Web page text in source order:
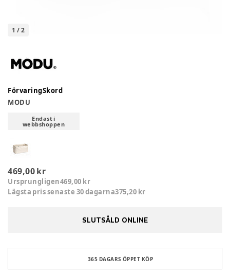
1 /2
FörvaringSkord
MODU
Endast i
webbshoppen
469,00 kr
Ursprungligen469,00 kr
Lägsta pris senaste 30 dagarna375,20 kr
SLUTSÅLD ONLINE
365 DAGARS ÖPPET KÖP